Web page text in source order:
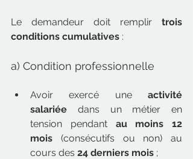
Le demandeur doit remplir trois
conditions cumulatives :
a) Condition professionnelle
Avoir exercé une activité
salariée dans un métier en
tension pendant au moins 12
mois (consécutifs ou non) au
cours des 24 derniers mois ;